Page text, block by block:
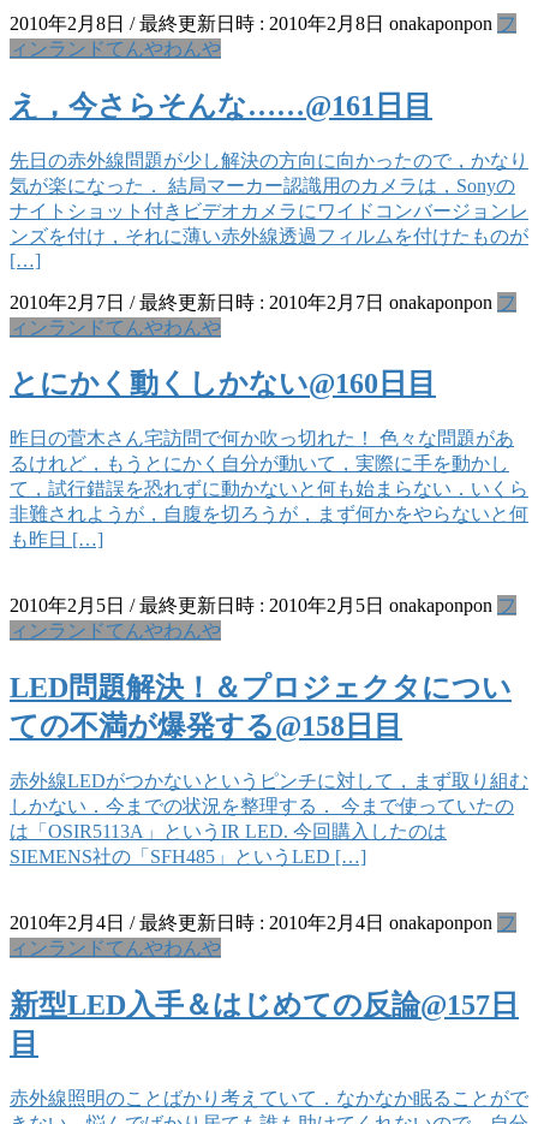
2010年2月8日 / 最終更新日時 : 2010年2月8日 onakaponpon フ
ィンランドてんやわんや
え，今さらそんな……@161日目
先日の赤外線問題が少し解決の方向に向かったので，かなり
気が楽になった． 結局マーカー認識用のカメラは，Sonyの
ナイトショット付きビデオカメラにワイドコンバージョンレ
ンズを付け，それに薄い赤外線透過フィルムを付けたものが
[…]
2010年2月7日 / 最終更新日時 : 2010年2月7日 onakaponpon フ
ィンランドてんやわんや
とにかく動くしかない@160日目
昨日の菅木さん宅訪問で何か吹っ切れた！ 色々な問題があ
るけれど，もうとにかく自分が動いて，実際に手を動かし
て，試行錯誤を恐れずに動かないと何も始まらない．いくら
非難されようが，自腹を切ろうが，まず何かをやらないと何
も昨日 […]
2010年2月5日 / 最終更新日時 : 2010年2月5日 onakaponpon フ
ィンランドてんやわんや
LED問題解決！＆プロジェクタについ
ての不満が爆発する@158日目
赤外線LEDがつかないというピンチに対して，まず取り組む
しかない．今までの状況を整理する． 今まで使っていたの
は「OSIR5113A」というIR LED. 今回購入したのは
SIEMENS社の「SFH485」というLED […]
2010年2月4日 / 最終更新日時 : 2010年2月4日 onakaponpon フ
ィンランドてんやわんや
新型LED入手＆はじめての反論@157日
目
赤外線照明のことばかり考えていて．なかなか眠ることがで